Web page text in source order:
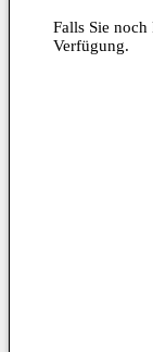
Falls Sie
Verfügung.